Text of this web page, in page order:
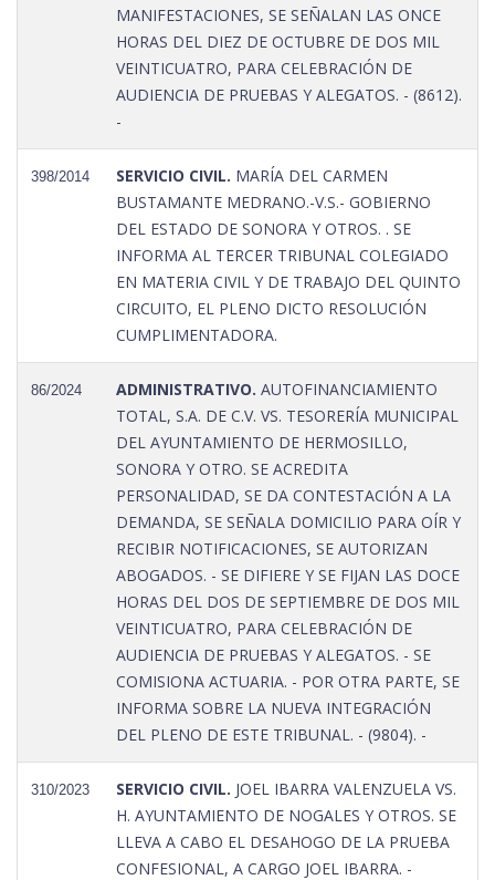
MANIFESTACIONES, SE SEÑALAN LAS ONCE
HORAS DEL DIEZ DE OCTUBRE DE DOS MIL
VEINTICUATRO, PARA CELEBRACIÓN DE
AUDIENCIA DE PRUEBAS Y ALEGATOS. - (8612).
-
398/2014 SERVICIO CIVIL. MARÍA DEL CARMEN
BUSTAMANTE MEDRANO.-V.S.- GOBIERNO
DEL ESTADO DE SONORA Y OTROS. . SE
INFORMA AL TERCER TRIBUNAL COLEGIADO
EN MATERIA CIVIL Y DE TRABAJO DEL QUINTO
CIRCUITO, EL PLENO DICTO RESOLUCIÓN
CUMPLIMENTADORA.
86/2024 ADMINISTRATIVO. AUTOFINANCIAMIENTO
TOTAL, S.A. DE C.V. VS. TESORERÍA MUNICIPAL
DEL AYUNTAMIENTO DE HERMOSILLO,
SONORA Y OTRO. SE ACREDITA
PERSONALIDAD, SE DA CONTESTACIÓN A LA
DEMANDA, SE SEÑALA DOMICILIO PARA OÍR Y
RECIBIR NOTIFICACIONES, SE AUTORIZAN
ABOGADOS. - SE DIFIERE Y SE FIJAN LAS DOCE
HORAS DEL DOS DE SEPTIEMBRE DE DOS MIL
VEINTICUATRO, PARA CELEBRACIÓN DE
AUDIENCIA DE PRUEBAS Y ALEGATOS. - SE
COMISIONA ACTUARIA. - POR OTRA PARTE, SE
INFORMA SOBRE LA NUEVA INTEGRACIÓN
DEL PLENO DE ESTE TRIBUNAL. - (9804). -
310/2023 SERVICIO CIVIL. JOEL IBARRA VALENZUELA VS.
H. AYUNTAMIENTO DE NOGALES Y OTROS. SE
LLEVA A CABO EL DESAHOGO DE LA PRUEBA
CONFESIONAL, A CARGO JOEL IBARRA. -